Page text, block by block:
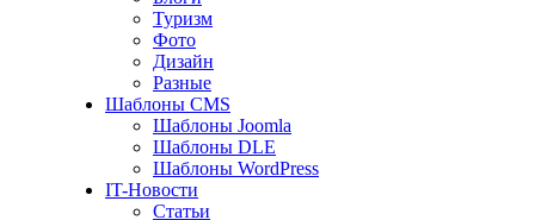
Туризм
Фото
Дизайн
Разные
Шаблоны CMS
Шаблоны Joomla
Шаблоны DLE
Шаблоны WordPress
IT-Новости
Статьи